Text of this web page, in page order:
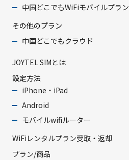
中国どこでもWiFiモバイルプラン
その他のプラン
中国どこでもクラウド
JOYTEL SIMとは
設定方法
iPhone・iPad
Android
モバイルwifiルーター
WiFiレンタルプラン受取・返却
プラン/商品